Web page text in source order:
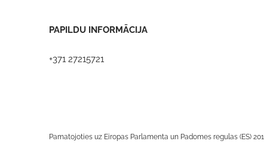
PAPILDU INFORMĀCIJA
+371 27215721
Pamatojoties uz Eiropas Parlamenta un Padomes regulas (ES)